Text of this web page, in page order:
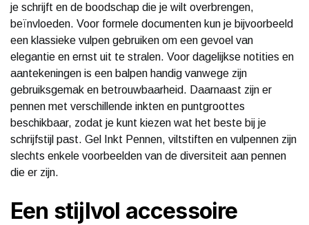
je schrijft en de boodschap die je wilt overbrengen,
beïnvloeden. Voor formele documenten kun je bijvoorbeeld
een klassieke vulpen gebruiken om een gevoel van
elegantie en ernst uit te stralen. Voor dagelijkse notities en
aantekeningen is een balpen handig vanwege zijn
gebruiksgemak en betrouwbaarheid. Daarnaast zijn er
pennen met verschillende inkten en puntgroottes
beschikbaar, zodat je kunt kiezen wat het beste bij je
schrijfstijl past. Gel Inkt Pennen, viltstiften en vulpennen zijn
slechts enkele voorbeelden van de diversiteit aan pennen
die er zijn.
Een stijlvol accessoire